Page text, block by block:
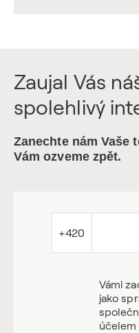
Zaujal Vás
spolehlivý
Zanechte nám Vaše
Vám ozveme zpět.
+420
Vámi
jako